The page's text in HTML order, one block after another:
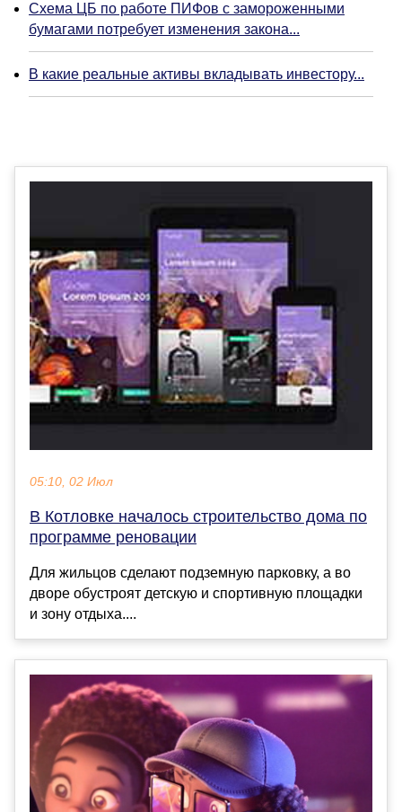
Схема ЦБ по работе ПИФов с замороженными
бумагами потребует изменения закона...
В какие реальные активы вкладывать инвестору...
05:10, 02 Июл
В Котловке началось строительство дома по
программе реновации
Для жильцов сделают подземную парковку, а во
дворе обустроят детскую и спортивную площадки
и зону отдыха....